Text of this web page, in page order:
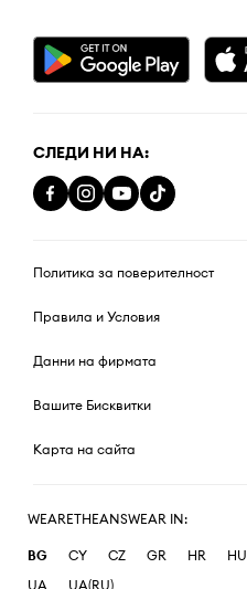
СЛЕДИ НИ НА:
Политика за поверителност
Правила и Условия
Данни на фирмата
Вашите Бисквитки
Карта на сайта
WEARETHEANSWEAR IN:
BG CY CZ GR HR HU
UA
UA(RU)